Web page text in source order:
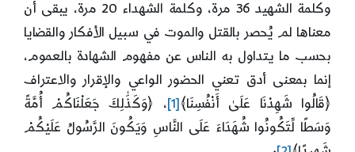
وكلمة الشهيد 36 مرة، وكلمة الشهداء 20 مرة، يبقى أن
معناها لم يُحصر بالقتل والموت في سبيل الأفكار والقضايا
بحسب ما يتداول به الناس عن مفهوم الشهادة بالعموم،
إنما بمعنى أدق تعني الحضور الواعي والإقرار والاعتراف
﴿قَالُوا شَهِدْنَا عَلَىٰ أَنْفُسِنَا﴾ [1] ، ﴿وَكَذَٰلِكَ جَعَلْنَاكُمْ أُمَّةً
وَسَطًا لِّتَكُونُوا شُهَدَاءَ عَلَى النَّاسِ وَيَكُونَ الرَّسُولُ عَلَيْكُمْ